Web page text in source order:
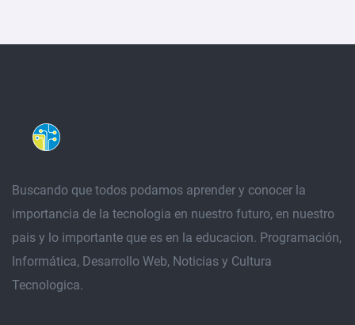
Buscando que todos podamos aprender y conocer la
importancia de la tecnologia en nuestro futuro, en nuestro
pais y lo importante que es en la educacion. Programación,
Informática, Desarrollo Web, Noticias y Cultura
Tecnologica.